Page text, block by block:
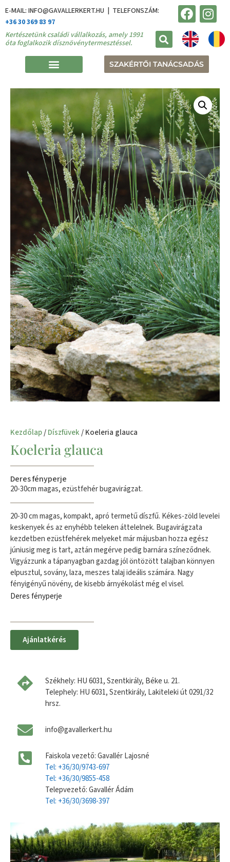
E-MAIL: INFO@GAVALLERKERT.HU | TELEFONSZÁM:
+36 30 369 83 97
Kertészetünk családi vállalkozás, amely 1991
óta foglalkozik dísznövénytermesztéssel.
SZAKÉRTŐI TANÁCSADÁS
Kezdőlap/Díszfüvek/ Koeleria glauca
Koeleria glauca
Deres fényperje
20-30cm magas, ezüstfehér bugavirágzat.
20-30 cm magas, kompakt, apró termetű díszfű. Kékes-zöld levelei
keskenyek és az enyhébb teleken áttelelnek. Bugavirágzata
kezdetben ezüstfehérek melyeket már májusban hozza egész
júniusig meg is tart, aztán megérve pedig barnára színeződnek.
Vigyázzunk a tápanyagban gazdag jól öntözött talajban könnyen
elpusztul, sovány, laza, meszes talaj ideális számára. Nagy
fényigényű növény, de kisebb árnyékolást még el visel.
Deres fényperje
Ajánlatkérés
Székhely: HU 6031, Szentkirály, Béke u. 21.
Telephely: HU 6031, Szentkirály, Lakiteleki út 0291/32
hrsz.
info@gavallerkert.hu
Faiskola vezető: Gavallér Lajosné
Tel: +36/30/9743-697
Tel: +36/30/9855-458
Telepvezető: Gavallér Ádám
Tel: +36/30/3698-397